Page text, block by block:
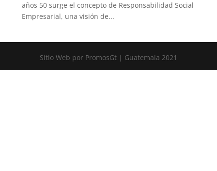
años 50 surge el concepto de Responsabilidad Social
Empresarial, una visión de...
Sitio Web por PromosGt | Guatemala 2021